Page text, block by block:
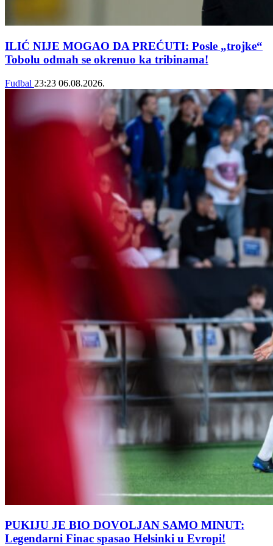
ILIĆ NIJE MOGAO DA PREĆUTI: Posle „trojke“
Tobolu odmah se okrenuo ka tribinama!
Fudbal 23:23 06.08.2026.
PUKIJU JE BIO DOVOLJAN SAMO MINUT:
Legendarni Finac spasao Helsinki u Evropi!